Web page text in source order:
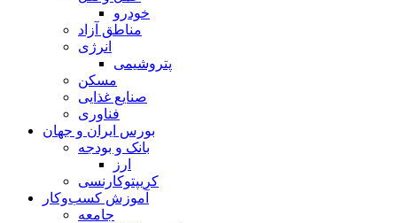
خودرو
مناطق آزاد
انرژی
پتروشیمی
مسکن
صنایع غذایی
فناوری
بورس ایران و جهان
بانک و بودجه
ارز
کریپتوکارنسی
آموزش کسب‌وکار
جامعه